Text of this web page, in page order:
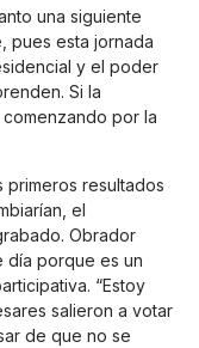
una siguiente
pues esta jornada
y el poder
Si la
por la
resultados
el
Obrador
día porque es un
“Estoy
salieron a votar
de que no se